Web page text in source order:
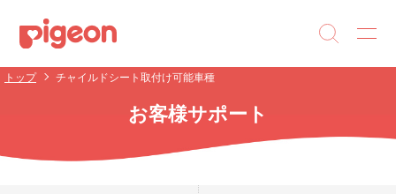
トップ チャイルドシート取付け可能車種
お客様サポート